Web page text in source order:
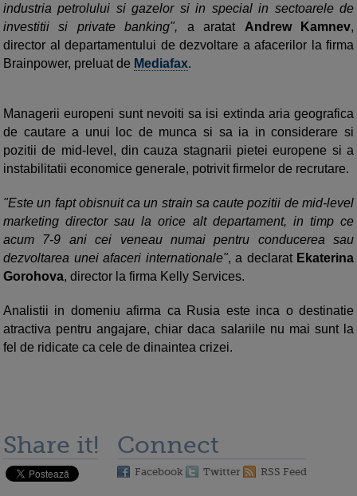
industria petrolului si gazelor si in special in sectoarele de
investitii si private banking", a aratat Andrew Kamnev,
director al departamentului de dezvoltare a afacerilor la firma
Brainpower, preluat de Mediafax.
Managerii europeni sunt nevoiti sa isi extinda aria geografica
de cautare a unui loc de munca si sa ia in considerare si
pozitii de mid-level, din cauza stagnarii pietei europene si a
instabilitatii economice generale, potrivit firmelor de recrutare.
"Este un fapt obisnuit ca un strain sa caute pozitii de mid-level
marketing director sau la orice alt departament, in timp ce
acum 7-9 ani cei veneau numai pentru conducerea sau
dezvoltarea unei afaceri internationale", a declarat Ekaterina
Gorohova, director la firma Kelly Services.
Analistii in domeniu afirma ca Rusia este inca o destinatie
atractiva pentru angajare, chiar daca salariile nu mai sunt la
fel de ridicate ca cele de dinaintea crizei.
Share it! Connect
Facebook Twitter RSS Feed